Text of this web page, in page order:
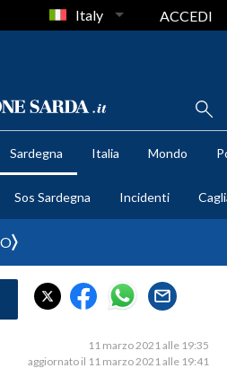
Italy ACCEDI
Sardegna Italia Mondo
Sos Sardegna Incidenti
11 marzo 2021 alle 19:35
aggiornato il 11 marzo 2021 alle 19:41